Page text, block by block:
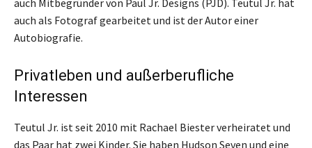
auch als Fotograf gearbeitet und ist der Autor einer
Autobiografie.
Privatleben und außerberufliche
Interessen
Teutul Jr. ist seit 2010 mit Rachael Biester verheiratet und
das Paar hat zwei Kinder. Sie haben Hudson Seven und eine